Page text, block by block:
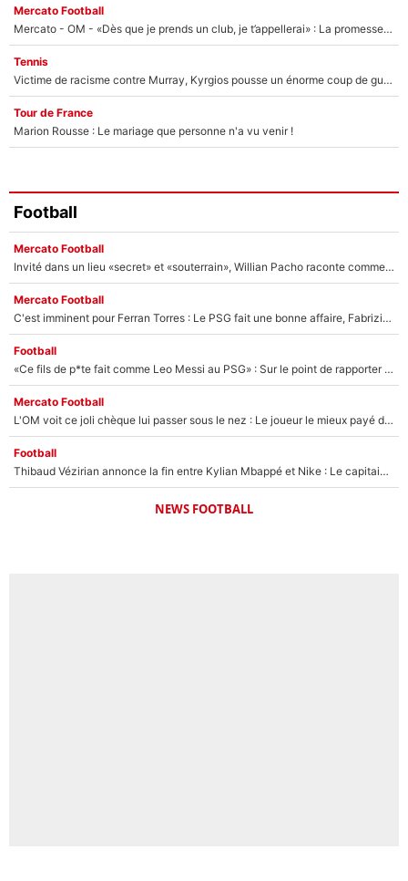
Mercato Football
Mercato - OM - «Dès que je prends un club, je t’appellerai» : La promesse de Marcelino au moment de claquer la porte
Tennis
Victime de racisme contre Murray, Kyrgios pousse un énorme coup de gueule !
Tour de France
Marion Rousse : Le mariage que personne n'a vu venir !
Football
Mercato Football
Invité dans un lieu «secret» et «souterrain», Willian Pacho raconte comment il a négocié son transfert au PSG !
Mercato Football
C'est imminent pour Ferran Torres : Le PSG fait une bonne affaire, Fabrizio Romano révèle le vrai prix du joueur !
Football
«Ce fils de p*te fait comme Leo Messi au PSG» : Sur le point de rapporter gros à l'OM, Facundo Medina raconte son clash avec des supporters !
Mercato Football
L'OM voit ce joli chèque lui passer sous le nez : Le joueur le mieux payé du club refuse de partir, son transfert est annulé à la dernière minute !
Football
Thibaud Vézirian annonce la fin entre Kylian Mbappé et Nike : Le capitaine de l'équipe de France lui répond sur Instagram !
NEWS FOOTBALL